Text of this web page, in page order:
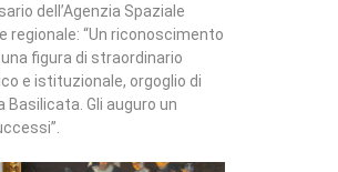
dell’Agenzia Spaziale
regionale: “Un riconoscimento
figura di straordinario
e istituzionale, orgoglio di
Basilicata. Gli auguro un